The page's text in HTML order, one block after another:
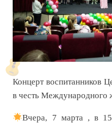
Концерт воспитанников
в честь Международного
Вчера, 7 марта , в